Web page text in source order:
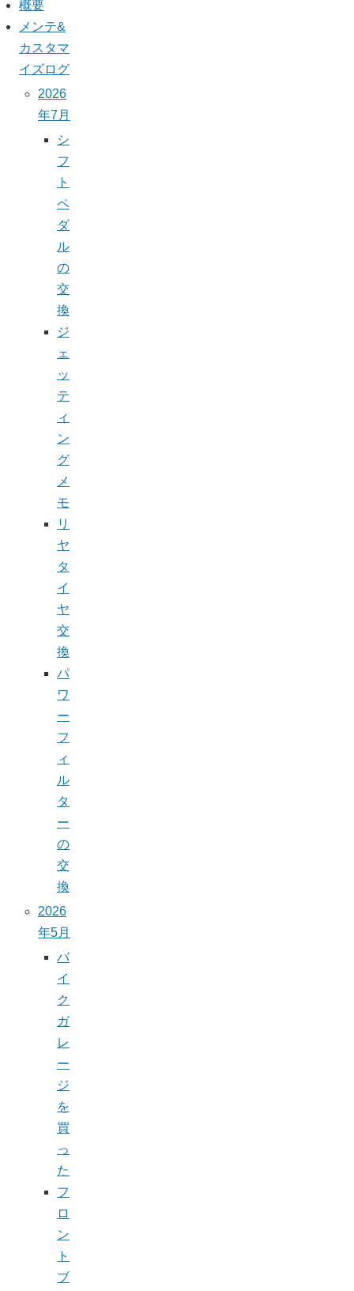
概要
メンテ&
カスタマ
イズログ
2026
年7月
シ
フ
ト
ペ
ダ
ル
の
交
換
ジ
ェ
ッ
テ
ィ
ン
グ
メ
モ
リ
ヤ
タ
イ
ヤ
交
換
パ
ワ
ー
フ
ィ
ル
タ
ー
の
交
換
2026
年5月
バ
イ
ク
ガ
レ
ー
ジ
を
買
っ
た
フ
ロ
ン
ト
ブ